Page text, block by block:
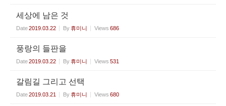
세상에 남은 것
Date2019.03.22 By휴미니 Views 686
풍랑의 들판을
Date2019.03.22 By휴미니 Views 531
갈림길 그리고 선택
Date2019.03.21 By휴미니 Views 680